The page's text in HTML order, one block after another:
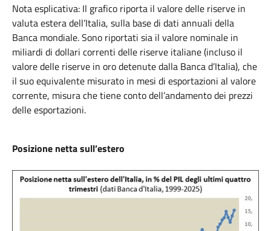
Nota esplicativa: Il grafico riporta il valore delle riserve in
valuta estera dell’Italia, sulla base di dati annuali della
Banca mondiale. Sono riportati sia il valore nominale in
miliardi di dollari correnti delle riserve italiane (incluso il
valore delle riserve in oro detenute dalla Banca d’Italia), che
il suo equivalente misurato in mesi di esportazioni al valore
corrente, misura che tiene conto dell’andamento dei prezzi
delle esportazioni.
Posizione netta sull’estero